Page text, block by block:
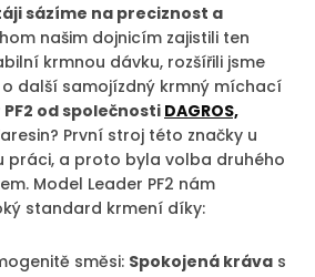
sázíme na preciznost a
našim dojnicím zajistili ten
krmnou dávku, rozšířili jsme
další samojízdný krmný míchací
od společnosti DAGROS,
První stroj této značky u
práci, a proto byla volba druhého
Model Leader PF2 nám
standard krmení díky:
směsi: Spokojená kráva s